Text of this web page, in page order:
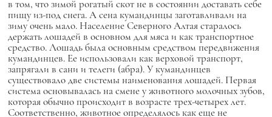
в том, что зимой рогатый скот не в состоянии доставать себе
пищу из-под снега. А сена кумандинцы заготавливали на
зиму очень мало. Население Северного Алтая старалось
держать лошадей в основном для мяса и как транспортное
средство. Лошадь была основным средством передвижения
кумандинцев. Ее использовали как верховой транспорт,
запрягали в сани и телеги (абра). У кумандинцев
существовало две системы наименования лошадей. Первая
система основывалась на смене у животного молочных зубов,
которая обычно происходит в возрасте трех-четырех лет.
Соответственно, животное определялось как еще не